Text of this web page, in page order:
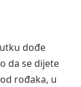
dođe
da se dijete
rođaka, u